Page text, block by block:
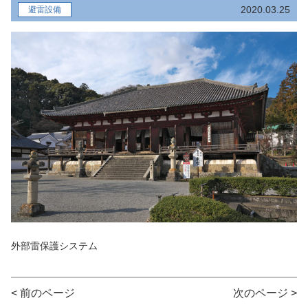
求人情報
ご利用に際して
個人データの共同利用について
個人情報保護方針
避雷設備 2020.03.25
外部雷保護システム
< 前のページ 次のページ >